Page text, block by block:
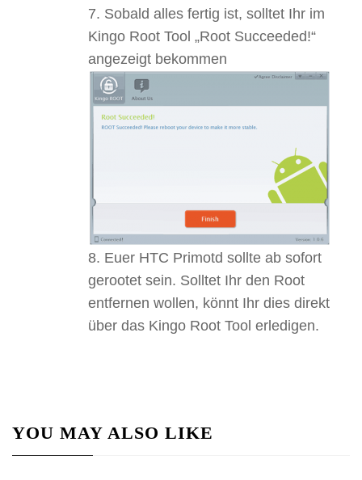
Sobald alles fertig ist, solltet Ihr im
Kingo Root Tool „Root Succeeded!“
angezeigt bekommen
Euer HTC Primotd sollte ab sofort
gerootet sein. Solltet Ihr den Root
entfernen wollen, könnt Ihr dies direkt
über das Kingo Root Tool erledigen.
YOU MAY ALSO LIKE